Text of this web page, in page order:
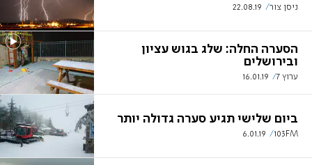
ניסן צור 22.08.19
הסערה החלה: שלג בגוש עציון
ובירושלים
ערוץ 7 16.01.19
ביום שלישי תגיע סערה גדולה יותר
103FM
6.01.19